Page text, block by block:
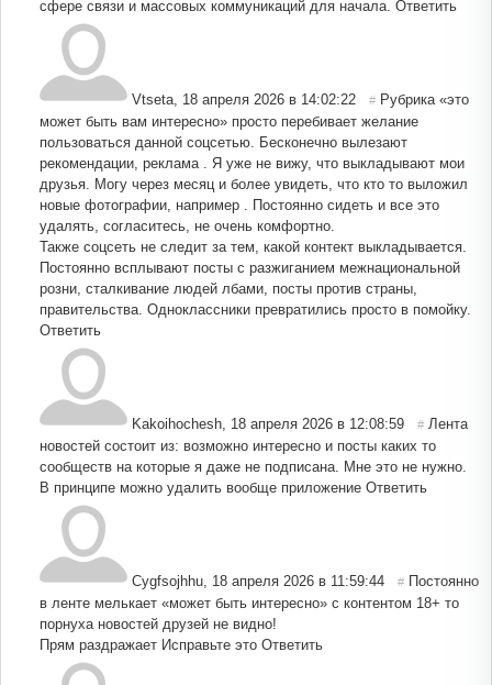
сфере связи и массовых коммуникаций для начала. Ответить
Vtseta 18 апреля 2026 в 14:02:22 # Рубрика «это
может быть вам интересно» просто перебивает желание
пользоваться данной соцсетью. Бесконечно вылезают
рекомендации, реклама . Я уже не вижу, что выкладывают мои
друзья. Могу через месяц и более увидеть, что кто то выложил
новые фотографии, например . Постоянно сидеть и все это
удалять, согласитесь, не очень комфортно.
Также соцсеть не следит за тем, какой контект выкладывается.
Постоянно всплывают посты с разжиганием межнациональной
розни, сталкивание людей лбами, посты против страны,
правительства. Одноклассники превратились просто в помойку.
Ответить
Kakoihochesh 18 апреля 2026 в 12:08:59 # Лента
новостей состоит из: возможно интересно и посты каких то
сообществ на которые я даже не подписана. Мне это не нужно.
В принципе можно удалить вообще приложение Ответить
Cygfsojhhu 18 апреля 2026 в 11:59:44 # Постоянно
в ленте мелькает «может быть интересно» с контентом 18+ то
порнуха новостей друзей не видно!
Прям раздражает Исправьте это Ответить